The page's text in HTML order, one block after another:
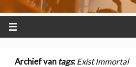
Archief van tags:Exist Immortal